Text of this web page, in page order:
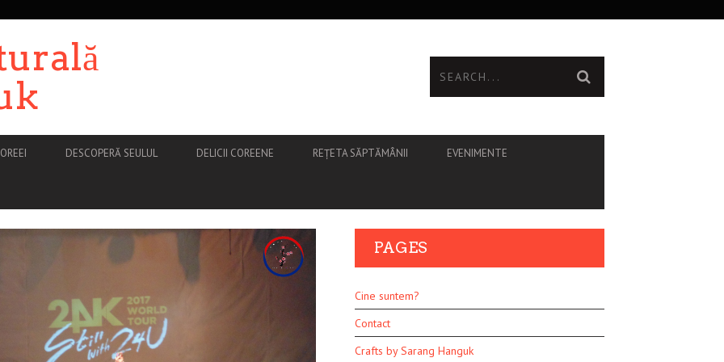
DESCOPERĂ SEULUL DELICII COREENE REȚETA SĂPTĂMÂNII EVENIMENTE
PAGES
Cine suntem?
Contact
Crafts by Sarang Hanguk